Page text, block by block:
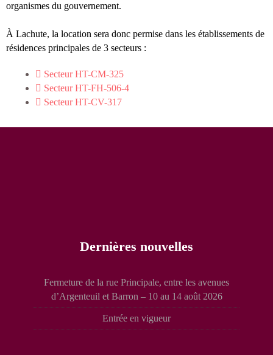
organismes du gouvernement.
À Lachute, la location sera donc permise dans les établissements de
résidences principales de 3 secteurs :
Secteur HT-CM-325
Secteur HT-FH-506-4
Secteur HT-CV-317
Dernières nouvelles
Fermeture de la rue Principale, entre les avenues
d’Argenteuil et Barron – 10 au 14 août 2026
Entrée en vigueur